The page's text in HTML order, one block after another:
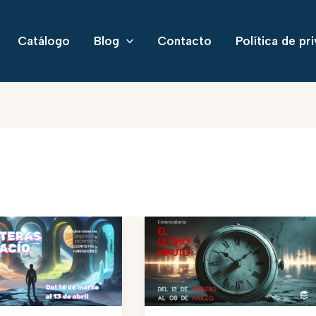
Catálogo Blog Contacto Política de